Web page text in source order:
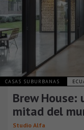
CASAS SUBURBANAS
Brew House:
mitad del
Studio Alfa